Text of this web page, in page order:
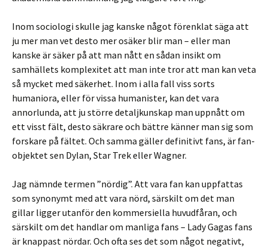
Inom sociologi skulle jag kanske något förenklat säga att
ju mer man vet desto mer osäker blir man – eller man
kanske är säker på att man nått en sådan insikt om
samhällets komplexitet att man inte tror att man kan veta
så mycket med säkerhet. Inom i alla fall viss sorts
humaniora, eller för vissa humanister, kan det vara
annorlunda, att ju större detaljkunskap man uppnått om
ett visst fält, desto säkrare och bättre känner man sig som
forskare på fältet. Och samma gäller definitivt fans, är fan-
objektet sen Dylan, Star Trek eller Wagner.
Jag nämnde termen ”nördig”. Att vara fan kan uppfattas
som synonymt med att vara nörd, särskilt om det man
gillar ligger utanför den kommersiella huvudfåran, och
särskilt om det handlar om manliga fans – Lady Gagas fans
är knappast nördar. Och ofta ses det som något negativt,